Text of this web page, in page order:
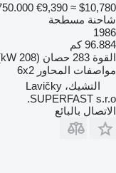
€9,390 ≈ $10,780
شاحنة مسطحة
1986
96.884 كم
القوة 283 حصان (208 kW)
مواصفات المحاور 6x2
التشيك، Lavičky
SUPERFAST s.r.o.
الاتصال بالبائع